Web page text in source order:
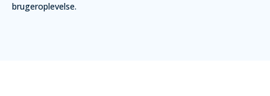
brugeroplevelse.